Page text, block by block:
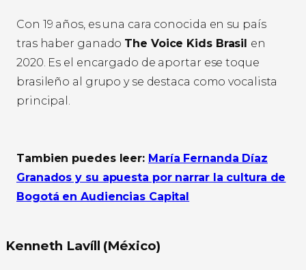
Con 19 años, es una cara conocida en su país
tras haber ganado The Voice Kids Brasil en
2020. Es el encargado de aportar ese toque
brasileño al grupo y se destaca como vocalista
principal.
Tambien puedes leer: María Fernanda Díaz
Granados y su apuesta por narrar la cultura de
Bogotá en Audiencias Capital
Kenneth Lavíll (México)